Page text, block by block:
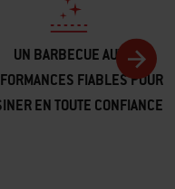
UN BARBECUE AUX
FIABLES POUR
EN TOUTE CONFIANCE